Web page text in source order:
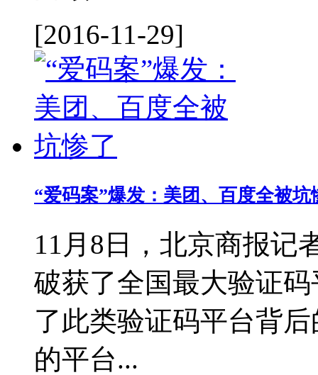
[2016-11-29]
“爱码案”爆发：美团、百度全被坑
11月8日，北京商报记
破获了全国最大验证
了此类验证码平台背
的平台...